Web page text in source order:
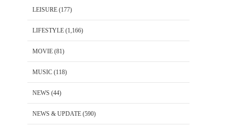
LEISURE (177)
LIFESTYLE (1,166)
MOVIE (81)
MUSIC (118)
NEWS (44)
NEWS & UPDATE (590)